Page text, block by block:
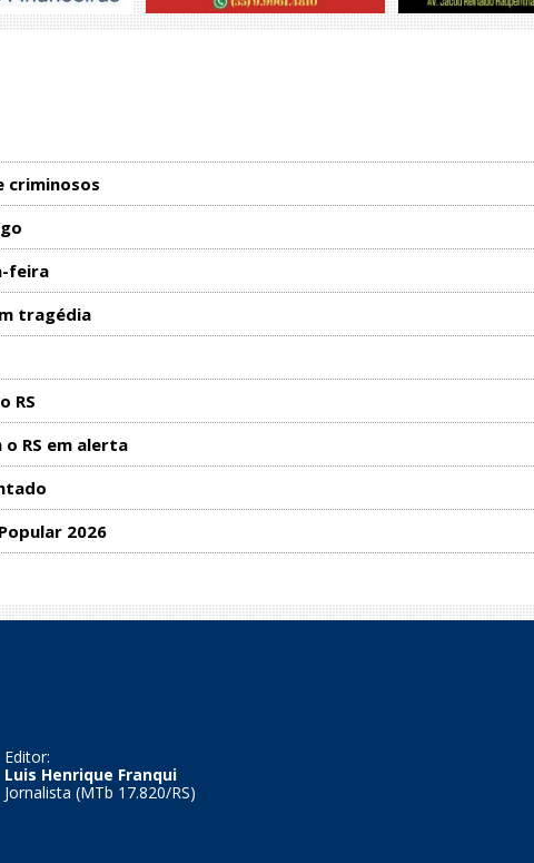
criminosos
feira
tragédia
RS
RS em alerta
2026
Editor:
Luis Henrique Franqui
Jornalista (MTb 17.820/RS)